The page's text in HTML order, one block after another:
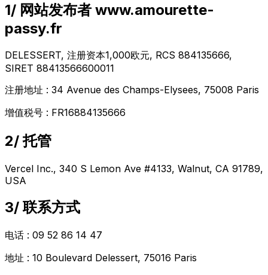
1/ 网站发布者 www.amourette-
passy.fr
DELESSERT, 注册资本1,000欧元, RCS 884135666,
SIRET 88413566600011
注册地址 : 34 Avenue des Champs-Elysees, 75008 Paris
增值税号 : FR16884135666
2/托管
Vercel Inc., 340 S Lemon Ave #4133, Walnut, CA 91789,
USA
3/联系方式
电话 : 09 52 86 14 47
地址 : 10 Boulevard Delessert, 75016 Paris